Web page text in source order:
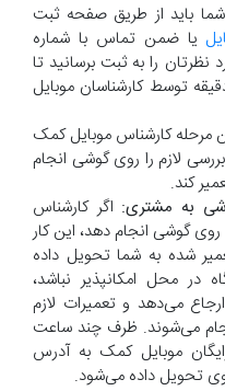
باید از طریق صفحه ثبت
یا ضمن تماس با شماره
مورد نظرتان را به ثبت برسانید تا
توسط کارشناسان موبایل
مرحله کارشناس موبایل کمک
لازم را روی گوشی انجام
کند.
به مشتری: اگر کارشناس
روی گوشی انجام دهد، این کار
شده به شما تحویل داده
در محل امکانپذیر نباشد،
می‌دهد و تعمیرات لازم
می‌شوند. ظرف چند ساعت
موبایل کمک به آدرس
تحویل داده می‌شود.